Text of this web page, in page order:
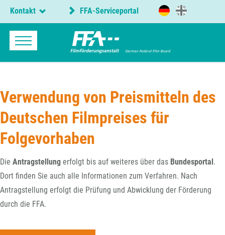
Kontakt FFA-Serviceportal
Verwendung von Preismitteln des
Deutschen Filmpreises für
Folgevorhaben
Die Antragstellung erfolgt bis auf weiteres über das Bundesportal.
Dort finden Sie auch alle Informationen zum Verfahren. Nach
Antragstellung erfolgt die Prüfung und Abwicklung der Förderung
durch die FFA.